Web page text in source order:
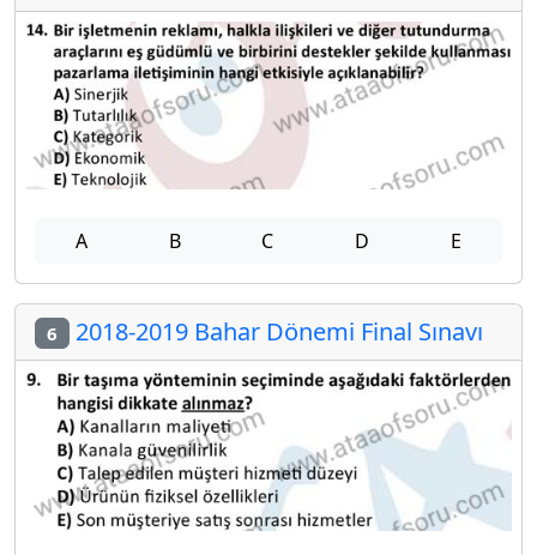
A B C D E
6 2018-2019 Bahar Dönemi Final Sınavı